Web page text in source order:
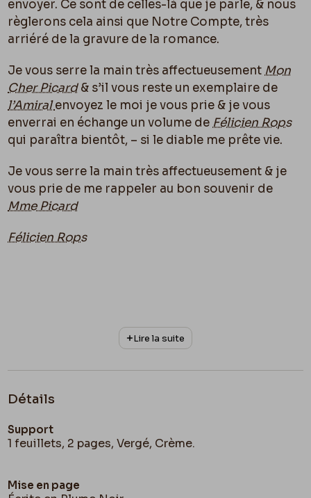
envoyer. Ce sont de celles-là que je parle, & nous
règlerons cela ainsi que Notre Compte, très
arriéré de la gravure de la romance.
Je vous serre la main très affectueusementMon
Cher Picard& s’il vous reste un exemplaire de
l’Amiralenvoyez le moi je vous prie & je vous
enverrai en échange un volume deFélicien Rops
qui paraîtra bientôt, – si le diable me prête vie.
Je vous serre la main très affectueusement & je
vous prie de me rappeler au bon souvenir de
Mme Picard
Félicien Rops
Lire la suite
Détails
Support
1 feuillets, 2 pages, Vergé, Crème.
Mise en page